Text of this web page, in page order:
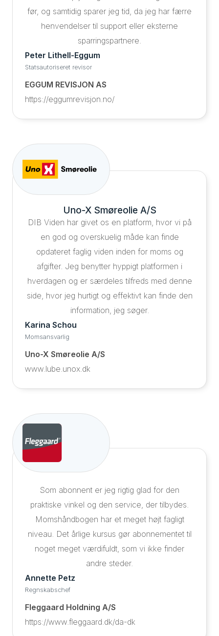
før, og samtidig sparer jeg tid, da jeg har færre
henvendelser til support eller eksterne
sparringspartnere.
Peter Lithell-Eggum
Statsautoriseret revisor
EGGUM REVISJON AS
https://eggumrevisjon.no/
Uno-X Smøreolie A/S
DIB Viden har givet os en platform, hvor vi på
en god og overskuelig måde kan finde
opdateret faglig viden inden for moms og
afgifter. Jeg benytter hyppigt platformen i
hverdagen og er særdeles tilfreds med denne
side, hvor jeg hurtigt og effektivt kan finde den
information, jeg søger.
Karina Schou
Momsansvarlig
Uno-X Smøreolie A/S
www.lube.unox.dk
Som abonnent er jeg rigtig glad for den
praktiske vinkel og den service, der tilbydes.
Momshåndbogen har et meget højt fagligt
niveau. Det årlige kursus gør abonnementet til
noget meget værdifuldt, som vi ikke finder
andre steder.
Annette Petz
Regnskabschef
Fleggaard Holdning A/S
https://www.fleggaard.dk/da-dk